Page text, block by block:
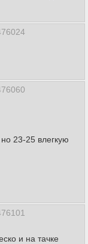
23-25 влегкую
и на тачке